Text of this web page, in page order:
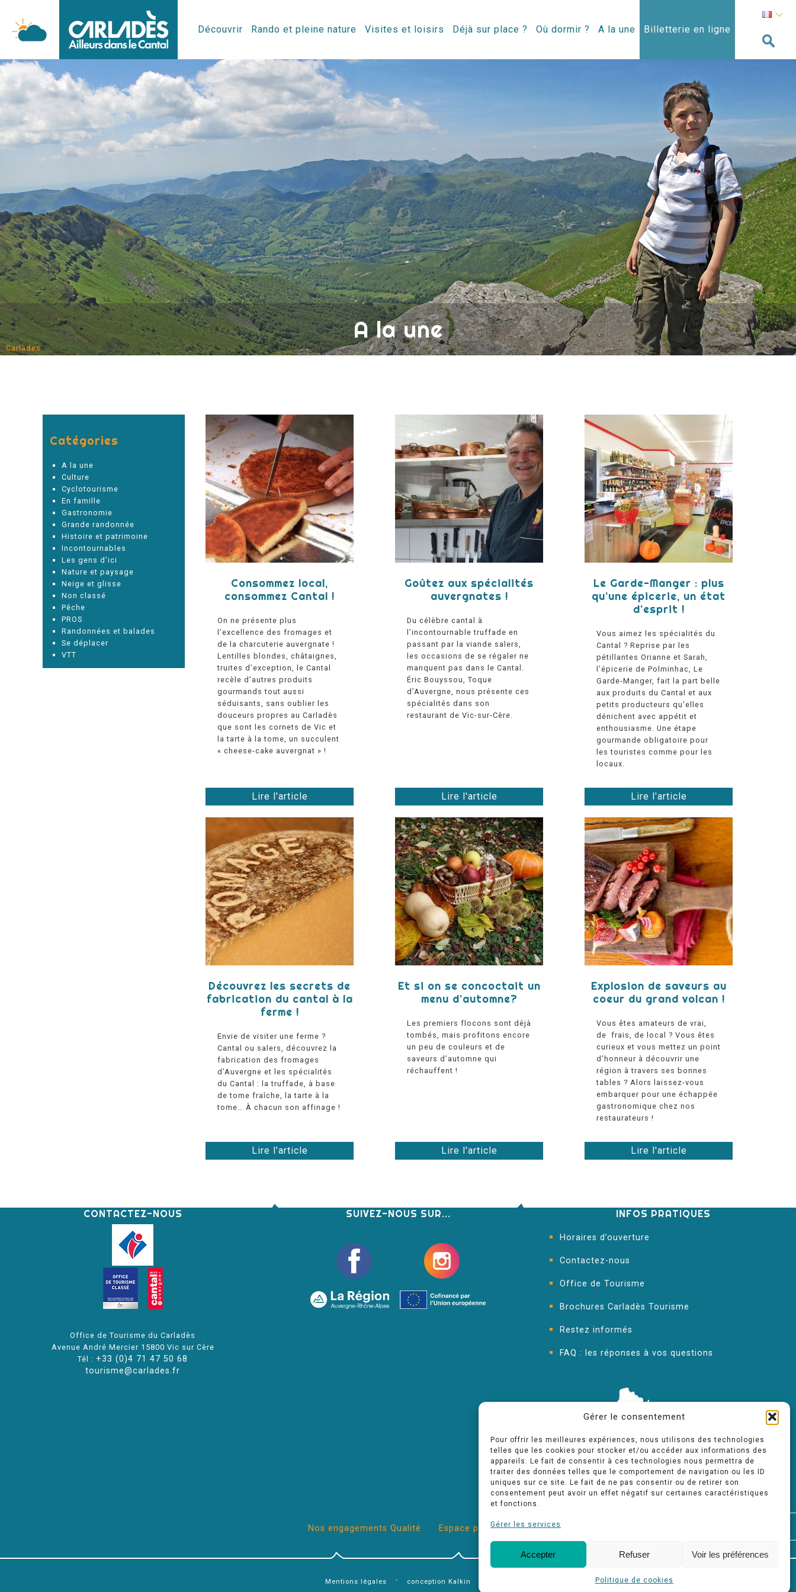
Gérer le consentement
Pour offrir les meilleures expériences, nous utilisons des technologies
telles que les cookies pour stocker et/ou accéder aux informations des
appareils. Le fait de consentir à ces technologies nous permettra de
traiter des données telles que le comportement de navigation ou les ID
uniques sur ce site. Le fait de ne pas consentir ou de retirer son
consentement peut avoir un effet négatif sur certaines caractéristiques
et fonctions.
Gérer les services
Accepter Refuser Voir les préférences
Politique de cookies
Découvrir Rando et pleine nature Visites et loisirs Déjà sur place ? Où dormir ? A la une Billetterie en ligne
A la une
Carlades
Catégories
A la une
Culture
Cyclotourisme
En famille
Gastronomie
Grande randonnée
Histoire et patrimoine
Incontournables
Les gens d'ici
Nature et paysage
Neige et glisse
Non classé
Pêche
PROS
Randonnées et balades
Se déplacer
VTT
Consommez local,
consommez Cantal !
On ne présente plus
l’excellence des fromages et
de la charcuterie auvergnate !
Lentilles blondes, châtaignes,
truites d’exception, le Cantal
recèle d’autres produits
gourmands tout aussi
séduisants, sans oublier les
douceurs propres au Carladès
que sont les cornets de Vic et
la tarte à la tome, un succulent
« cheese-cake auvergnat » !
Lire l'article
Goûtez aux spécialités
auvergnates !
Du célèbre cantal à
l’incontournable truffade en
passant par la viande salers,
les occasions de se régaler ne
manquent pas dans le Cantal.
Éric Bouyssou, Toque
d’Auvergne, nous présente ces
spécialités dans son
restaurant de Vic-sur-Cère.
Lire l'article
Le Garde-Manger : plus
qu’une épicerie, un état
d’esprit !
Vous aimez les spécialités du
Cantal ? Reprise par les
pétillantes Orianne et Sarah,
l’épicerie de Polminhac, Le
Garde-Manger, fait la part belle
aux produits du Cantal et aux
petits producteurs qu’elles
dénichent avec appétit et
enthousiasme. Une étape
gourmande obligatoire pour
les touristes comme pour les
locaux.
Lire l'article
Découvrez les secrets de
fabrication du cantal à la
ferme !
Envie de visiter une ferme ?
Cantal ou salers, découvrez la
fabrication des fromages
d’Auvergne et les spécialités
du Cantal : la truffade, à base
de tome fraîche, la tarte à la
tome… À chacun son affinage !
Lire l'article
Et si on se concoctait un
menu d’automne?
Les premiers flocons sont déjà
tombés, mais profitons encore
un peu de couleurs et de
saveurs d’automne qui
réchauffent !
Lire l'article
Explosion de saveurs au
coeur du grand volcan !
Vous êtes amateurs de vrai,
de frais, de local ? Vous êtes
curieux et vous mettez un point
d’honneur à découvrir une
région à travers ses bonnes
tables ? Alors laissez-vous
embarquer pour une échappée
gastronomique chez nos
restaurateurs !
Lire l'article
CONTACTEZ-NOUS
Office de Tourisme du Carladès
Avenue André Mercier 15800 Vic sur Cère
Tél : +33 (0)4 71 47 50 68
tourisme@carlades.fr
SUIVEZ-NOUS SUR... INFOS PRATIQUES
Horaires d’ouverture
Contactez-nous
Office de Tourisme
Brochures Carladès Tourisme
Restez informés
FAQ : les réponses à vos questions
Nos engagements Qualité Espace pro
Mentions légales - conception Kalkin